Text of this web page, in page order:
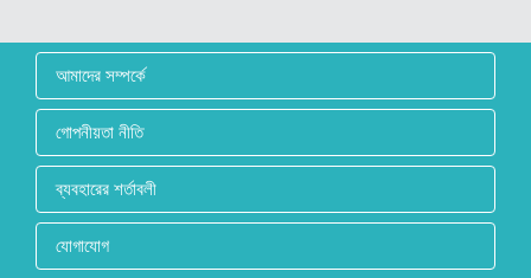
আমাদের সম্পর্কে
গোপনীয়তা নীতি
ব্যবহারের শর্তাবলী
যোগাযোগ